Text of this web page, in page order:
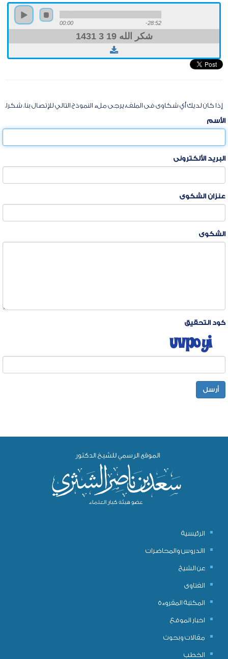
00:00 -28:52
شكر الله 19 3 1431
إذا كان لديك أي شكاوى فى الملف، يرجى ملء النموذج التالي للإتصال بنا. شكرا.
الأسم
البريد الألكترونى
عنزان الشكوى
الشكوى
كود التحقيق
أرسل
الرئيسية
االدروس والمحاضرات
عن الشيخ
الفتاوى
المكتبة المقروءة
اخبار الموقع
مقالات وبحوث
الخطب